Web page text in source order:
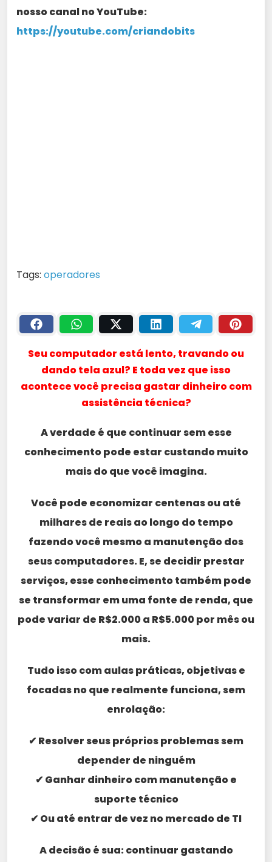
nosso canal no YouTube:
https://youtube.com/criandobits
Tags: operadores
Seu computador está lento, travando ou
dando tela azul? E toda vez que isso
acontece você precisa gastar dinheiro com
assistência técnica?
A verdade é que continuar sem esse
conhecimento pode estar custando muito
mais do que você imagina.
Você pode economizar centenas ou até
milhares de reais ao longo do tempo
fazendo você mesmo a manutenção dos
seus computadores. E, se decidir prestar
serviços, esse conhecimento também pode
se transformar em uma fonte de renda, que
pode variar de R$2.000 a R$5.000 por mês ou
mais.
Tudo isso com aulas práticas, objetivas e
focadas no que realmente funciona, sem
enrolação:
✔ Resolver seus próprios problemas sem
depender de ninguém
✔ Ganhar dinheiro com manutenção e
suporte técnico
✔ Ou até entrar de vez no mercado de TI
A decisão é sua: continuar gastando